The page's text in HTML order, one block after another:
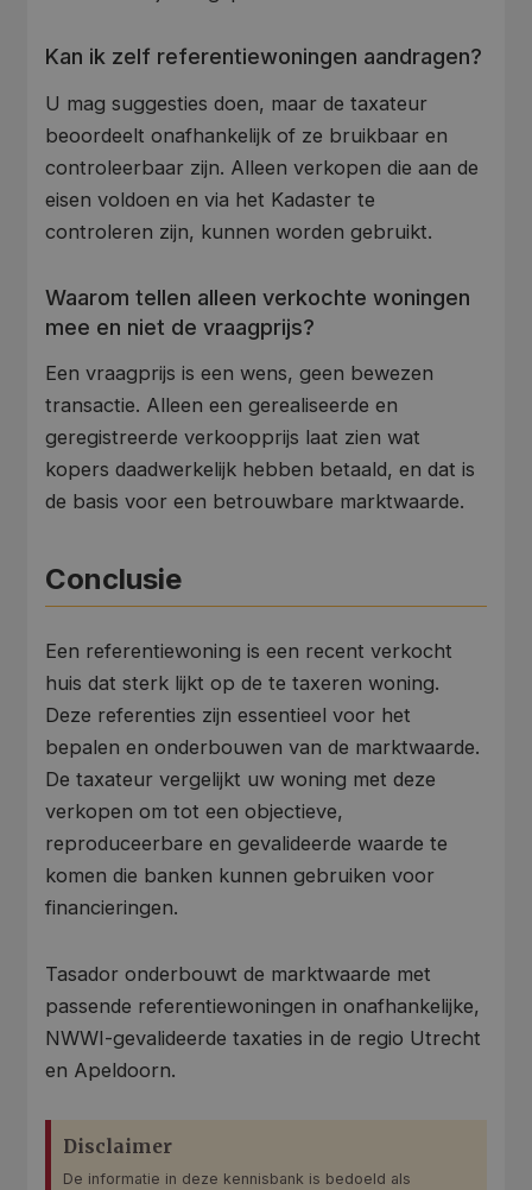
Kan ik zelf referentiewoningen aandragen?
U mag suggesties doen, maar de taxateur
beoordeelt onafhankelijk of ze bruikbaar en
controleerbaar zijn. Alleen verkopen die aan de
eisen voldoen en via het Kadaster te
controleren zijn, kunnen worden gebruikt.
Waarom tellen alleen verkochte woningen
mee en niet de vraagprijs?
Een vraagprijs is een wens, geen bewezen
transactie. Alleen een gerealiseerde en
geregistreerde verkoopprijs laat zien wat
kopers daadwerkelijk hebben betaald, en dat is
de basis voor een betrouwbare marktwaarde.
Conclusie
Een referentiewoning is een recent verkocht
huis dat sterk lijkt op de te taxeren woning.
Deze referenties zijn essentieel voor het
bepalen en onderbouwen van de marktwaarde.
De taxateur vergelijkt uw woning met deze
verkopen om tot een objectieve,
reproduceerbare en gevalideerde waarde te
komen die banken kunnen gebruiken voor
financieringen.
Tasador onderbouwt de marktwaarde met
passende referentiewoningen in onafhankelijke,
NWWI-gevalideerde taxaties in de regio Utrecht
en Apeldoorn.
Disclaimer
De informatie in deze kennisbank is bedoeld als